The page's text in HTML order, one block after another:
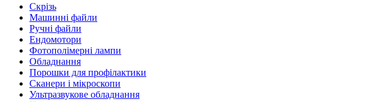
Скрізь
Машинні файли
Ручні файли
Ендомотори
Фотополімерні лампи
Обладнання
Порошки для профілактики
Сканери і мікроскопи
Ультразвукове обладнання